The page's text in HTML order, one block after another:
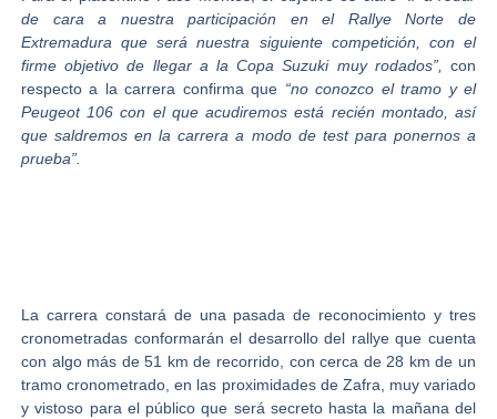
de cara a nuestra participación en el Rallye Norte de
Extremadura que será nuestra siguiente competición, con el
firme objetivo de llegar a la Copa Suzuki muy rodados”,con
respecto a la carrera confirma que “no conozco el tramo y el
Peugeot 106 con el que acudiremos está recién montado, así
que saldremos en la carrera a modo de test para ponernos a
prueba”.
La carrera constará de una pasada de reconocimiento y tres
cronometradas conformarán el desarrollo del rallye que cuenta
con algo más de 51 km de recorrido, con cerca de 28 km de un
tramo cronometrado, en las proximidades de Zafra, muy variado
y vistoso para el público que será secreto hasta la mañana del